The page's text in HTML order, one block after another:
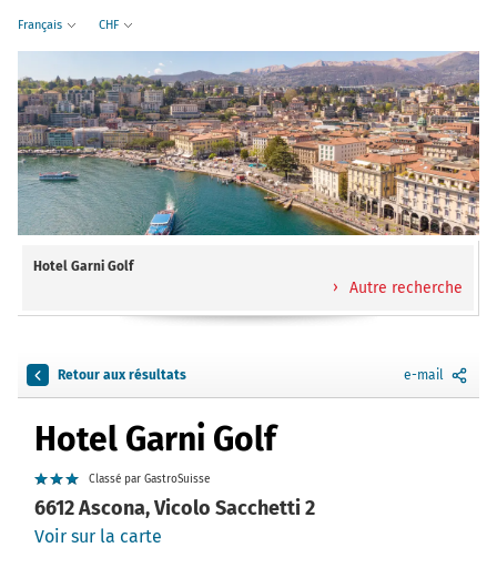
Français CHF
Hotel Garni Golf
Autre recherche
Retour aux résultats e-mail
Hotel Garni Golf
Classé par GastroSuisse
6612 Ascona, Vicolo Sacchetti 2
Voir sur la carte